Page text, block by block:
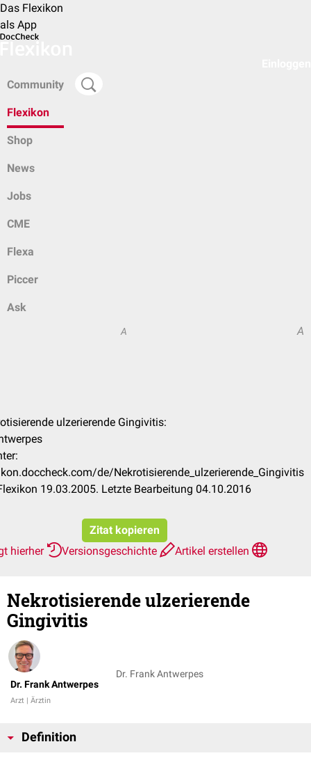
Das Flexikon
als App
Community
Flexikon
Shop
News
Jobs
CME
Flexa
Piccer
Ask
A A
ulzerierende Gingivitis:
de/Nekrotisierende_ulzerierende_Gingivitis
19.03.2005. Letzte Bearbeitung 04.10.2016
Zitat kopieren
hierher
Versionsgeschichte Artikel erstellen
Nekrotisierende ulzerierende
Gingivitis
Dr. Frank Antwerpes
Arzt | Ärztin
Dr. Frank Antwerpes
Definition